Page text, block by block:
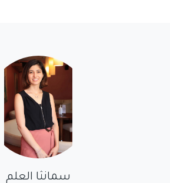
سمانثا العلم